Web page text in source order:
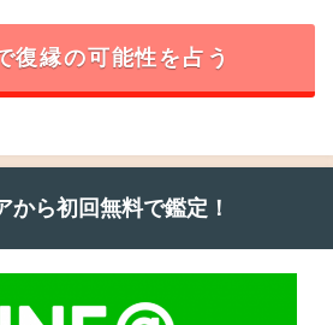
復縁の可能性を占う
から初回無料で鑑定！